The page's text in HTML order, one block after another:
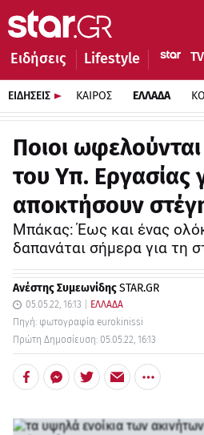
Ειδήσεις Lifestyle
ΕΙΔΗΣΕΙΣ ΚΑΙΡΟΣ ΕΛΛΑΔΑ
Ποιοι
του Υπ. Εργασίας
αποκτήσουν
Μπάκας: Έως και ένας
δαπανάται σήμερα για τη
Ανέστης ΣυμεωνίδηςSTAR.GR
05.05.22, 16:13
ΕΛΛΑΔΑ
Πηγή: φωτογραφία eurokinissi
Πρώτη Δημοσίευση: 05.05.22, 16:13